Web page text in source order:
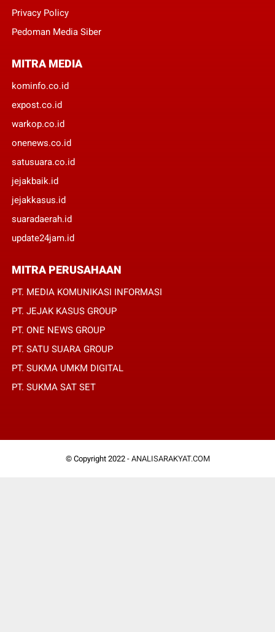
Privacy Policy
Pedoman Media Siber
MITRA MEDIA
kominfo.co.id
expost.co.id
warkop.co.id
onenews.co.id
satusuara.co.id
jejakbaik.id
jejakkasus.id
suaradaerah.id
update24jam.id
MITRA PERUSAHAAN
PT. MEDIA KOMUNIKASI INFORMASI
PT. JEJAK KASUS GROUP
PT. ONE NEWS GROUP
PT. SATU SUARA GROUP
PT. SUKMA UMKM DIGITAL
PT. SUKMA SAT SET
© Copyright 2022 - ANALISARAKYAT.COM